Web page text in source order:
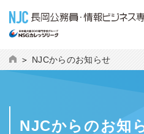
NJCからのお知らせ
NJCからのお知